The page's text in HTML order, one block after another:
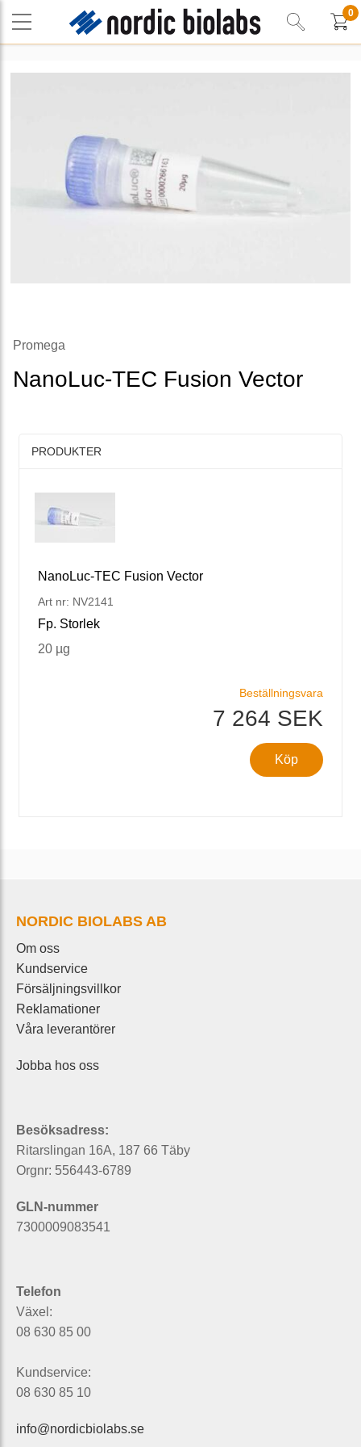
0
Promega
NanoLuc-TEC Fusion Vector
PRODUKTER
NanoLuc-TEC Fusion Vector
Art nr: NV2141
Fp. Storlek
20 µg
Beställningsvara
7 264 SEK
Köp
NORDIC BIOLABS AB
Om oss
Kundservice
Försäljningsvillkor
Reklamationer
Våra leverantörer
Jobba hos oss
Besöksadress:
Ritarslingan 16A, 187 66 Täby
Orgnr: 556443-6789
GLN-nummer
7300009083541
Telefon
Växel:
08 630 85 00
Kundservice:
08 630 85 10
info@nordicbiolabs.se